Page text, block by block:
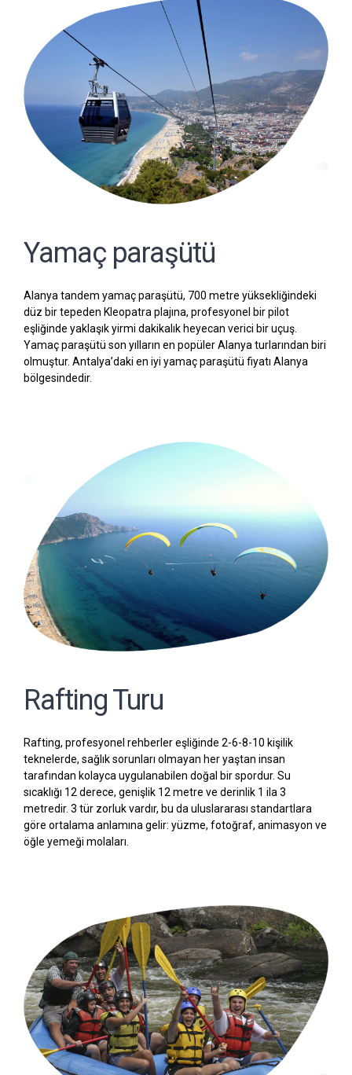
Yamaç paraşütü
Alanya tandem yamaç paraşütü, 700 metre yüksekliğindeki
düz bir tepeden Kleopatra plajına, profesyonel bir pilot
eşliğinde yaklaşık yirmi dakikalık heyecan verici bir uçuş.
Yamaç paraşütü son yılların en popüler Alanya turlarından biri
olmuştur. Antalya’daki en iyi yamaç paraşütü fiyatı Alanya
bölgesindedir.
Rafting Turu
Rafting, profesyonel rehberler eşliğinde 2-6-8-10 kişilik
teknelerde, sağlık sorunları olmayan her yaştan insan
tarafından kolayca uygulanabilen doğal bir spordur. Su
sıcaklığı 12 derece, genişlik 12 metre ve derinlik 1 ila 3
metredir. 3 tür zorluk vardır, bu da uluslararası standartlara
göre ortalama anlamına gelir: yüzme, fotoğraf, animasyon ve
öğle yemeği molaları.